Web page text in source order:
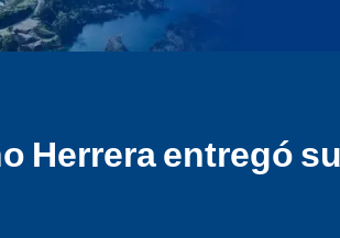
Herrera entregó su